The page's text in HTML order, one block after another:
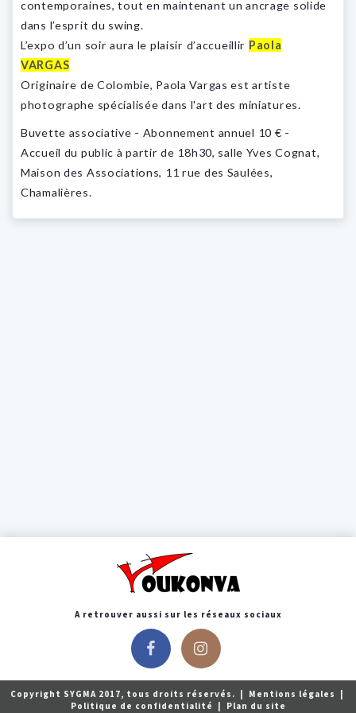
contemporaines, tout en maintenant un ancrage solide
dans l’esprit du swing.
L’expo d’un soir aura le plaisir d’accueillir Paola
VARGAS
Originaire de Colombie, Paola Vargas est artiste
photographe spécialisée dans l'art des miniatures.
Buvette associative - Abonnement annuel 10 € -
Accueil du public à partir de 18h30, salle Yves Cognat,
Maison des Associations, 11 rue des Saulées,
Chamalières.
A retrouver aussi sur les réseaux sociaux
Copyright SYGMA 2017, tous droits réservés. Mentions légales
Politique de confidentialité
Plan du site